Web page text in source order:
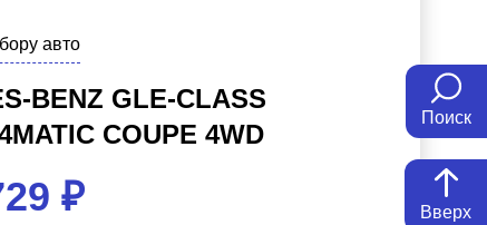
Поиск
Вверх
авто
BENZ GLE-CLASS
COUPE 4WD
₽